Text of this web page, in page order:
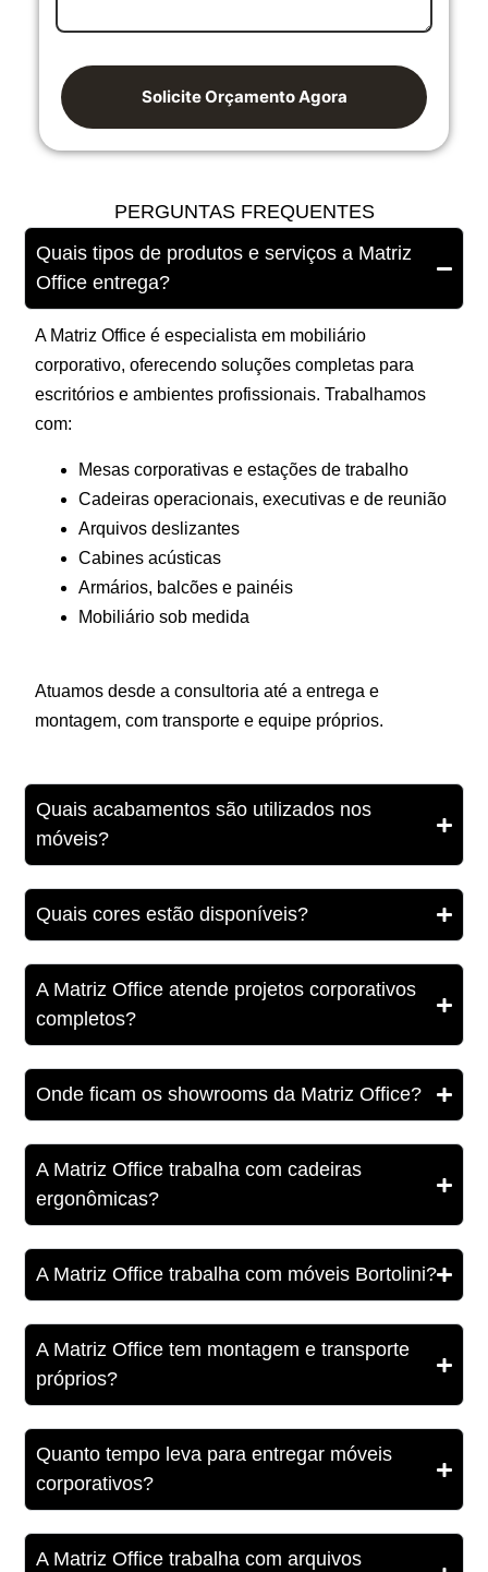
Solicite Orçamento Agora
PERGUNTAS FREQUENTES
Quais tipos de produtos e serviços a Matriz
Office entrega?
A Matriz Office é especialista em mobiliário
corporativo, oferecendo soluções completas para
escritórios e ambientes profissionais. Trabalhamos
com:
Mesas corporativas e estações de trabalho
Cadeiras operacionais, executivas e de reunião
Arquivos deslizantes
Cabines acústicas
Armários, balcões e painéis
Mobiliário sob medida
Atuamos desde a consultoria até a entrega e
montagem, com transporte e equipe próprios.
Quais acabamentos são utilizados nos
móveis?
Quais cores estão disponíveis?
A Matriz Office atende projetos corporativos
completos?
Onde ficam os showrooms da Matriz Office?
A Matriz Office trabalha com cadeiras
ergonômicas?
A Matriz Office trabalha com móveis Bortolini?
A Matriz Office tem montagem e transporte
próprios?
Quanto tempo leva para entregar móveis
corporativos?
A Matriz Office trabalha com arquivos